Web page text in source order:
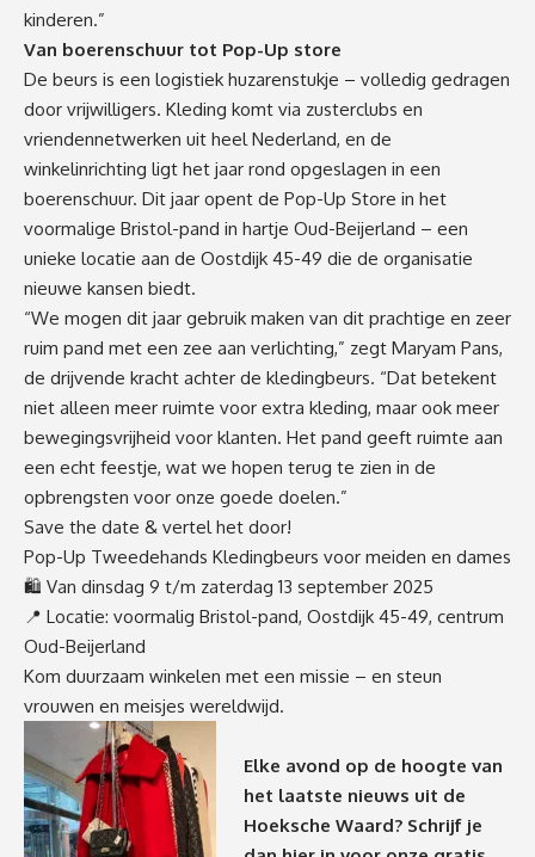
kinderen.”
Van boerenschuur tot Pop-Up store
De beurs is een logistiek huzarenstukje – volledig gedragen
door vrijwilligers. Kleding komt via zusterclubs en
vriendennetwerken uit heel Nederland, en de
winkelinrichting ligt het jaar rond opgeslagen in een
boerenschuur. Dit jaar opent de Pop-Up Store in het
voormalige Bristol-pand in hartje Oud-Beijerland – een
unieke locatie aan de Oostdijk 45-49 die de organisatie
nieuwe kansen biedt.
“We mogen dit jaar gebruik maken van dit prachtige en zeer
ruim pand met een zee aan verlichting,” zegt Maryam Pans,
de drijvende kracht achter de kledingbeurs. “Dat betekent
niet alleen meer ruimte voor extra kleding, maar ook meer
bewegingsvrijheid voor klanten. Het pand geeft ruimte aan
een echt feestje, wat we hopen terug te zien in de
opbrengsten voor onze goede doelen.”
Save the date & vertel het door!
Pop-Up Tweedehands Kledingbeurs voor meiden en dames
🛍️ Van dinsdag 9 t/m zaterdag 13 september 2025
📍 Locatie: voormalig Bristol-pand, Oostdijk 45-49, centrum
Oud-Beijerland
Kom duurzaam winkelen met een missie – en steun
vrouwen en meisjes wereldwijd.
Elke avond op de hoogte van
het laatste nieuws uit de
Hoeksche Waard? Schrijf je